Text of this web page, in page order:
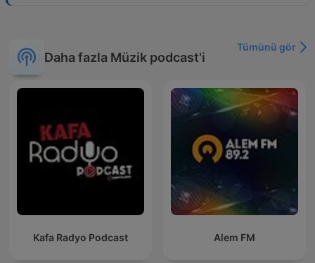
Daha fazla Müzik podcast'i
Tümünü gör
Kafa Radyo Podcast Alem FM